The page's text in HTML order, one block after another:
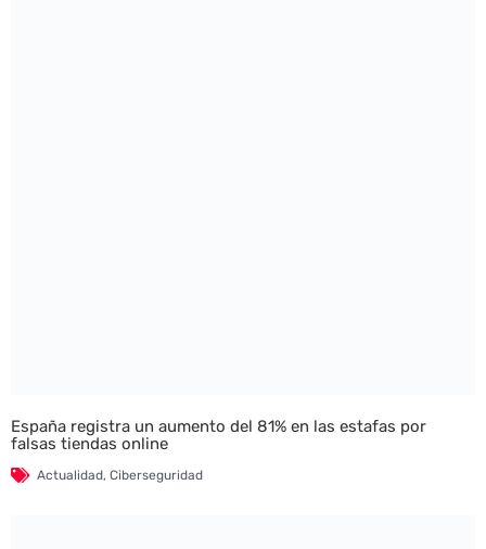
España registra un aumento del 81% en las estafas por
falsas tiendas online
Actualidad, Ciberseguridad